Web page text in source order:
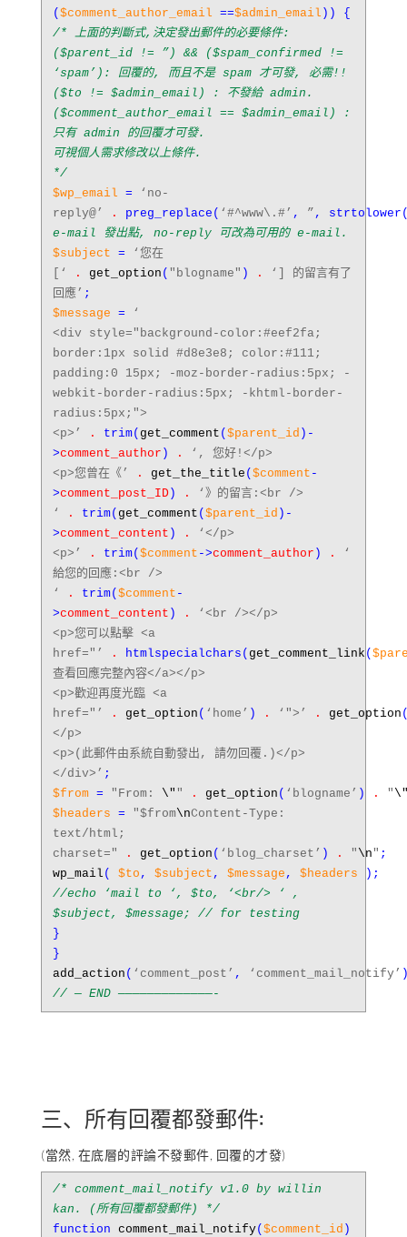
( $comment_author_email ==$admin_email )) {
/* 上面的判斷式,決定發出郵件的必要條件:
($parent_id != ”) && ($spam_confirmed !=
‘spam’): 回覆的, 而且不是 spam 才可發, 必需!!
($to != $admin_email) : 不發給 admin.
($comment_author_email == $admin_email) :
只有 admin 的回覆才可發.
可視個人需求修改以上條件.
*/
$wp_email =
‘no-
reply@’
. preg_replace ( ‘#^www\.#’ , ” , strtolower
e-mail 發出點, no-reply 可改為可用的 e-mail.
$subject =
‘您在
[‘
. get_option ( "blogname" ) .
‘] 的留言有了
回應’ ;
$message =
‘
<div style="background-color:#eef2fa;
border:1px solid #d8e3e8; color:#111;
padding:0 15px; -moz-border-radius:5px; -
webkit-border-radius:5px; -khtml-border-
radius:5px;">
<p>’
. trim( get_comment ( $parent_id )-
>comment_author ) .
‘, 您好!</p>
<p>您曾在《’
. get_the_title ( $comment -
>comment_post_ID ) .
‘》的留言:<br />
‘
. trim( get_comment ( $parent_id )-
>comment_content ) .
‘</p>
<p>’
. trim( $comment ->comment_author ) .
‘
給您的回應:<br />
‘
. trim( $comment -
>comment_content ) .
‘<br /></p>
<p>您可以點擊 <a
href="’
. htmlspecialchars ( get_comment_link (
查看回應完整內容</a></p>
<p>歡迎再度光臨 <a
href="’
. get_option ( ‘home’ ) . ‘">’ . get_option
</p>
<p>(此郵件由系統自動發出, 請勿回覆.)</p>
</div>’ ;
$from = "From: \" " . get_option ( ‘blogname’ ) . "
$headers = "$from\nContent-Type:
text/html;
charset="
. get_option ( ‘blog_charset’ ) . " \n " ;
wp_mail ( $to , $subject , $message , $headers
);
//echo ‘mail to ‘, $to, ‘<br/> ‘ ,
$subject, $message; // for testing
}
}
add_action ( ‘comment_post’ , ‘comment_mail_notify’
// — END —————————————-
三、所有回覆都發郵件:
(當然, 在底層的評論不發郵件, 回覆的才發)
/* comment_mail_notify v1.0 by willin
kan. (所有回覆都發郵件) */
function comment_mail_notify( $comment_id )